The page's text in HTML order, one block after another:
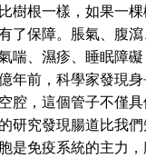
樹根一樣，如果一
了保障。脹氣、腹
喘、濕疹、睡眠障
年前，科學家發現
腔，這個管子不僅
研究發現腸道比我
是免疫系統的主力